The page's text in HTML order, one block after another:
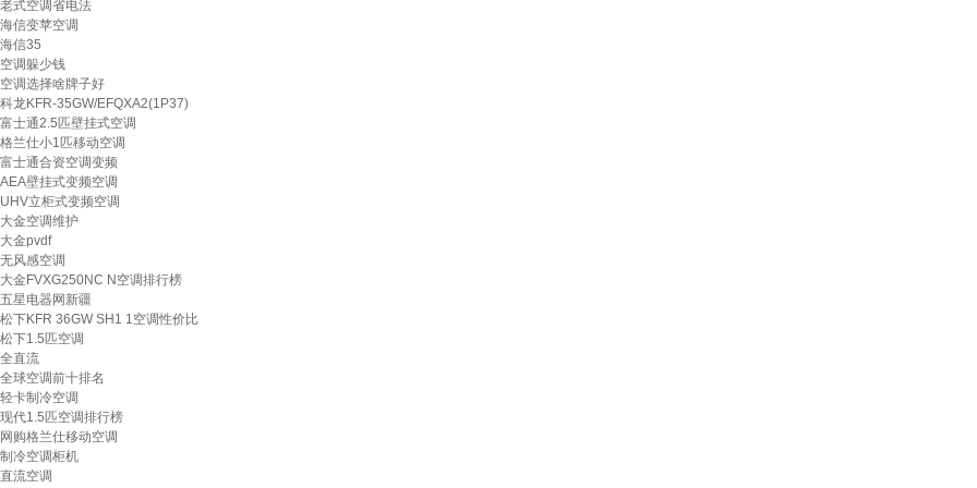
老式空调省电法
海信变苹空调
海信35
空调躲少钱
空调选择啥牌子好
科龙KFR-35GW/EFQXA2(1P37)
富士通2.5匹壁挂式空调
格兰仕小1匹移动空调
富士通合资空调变频
AEA壁挂式变频空调
UHV立柜式变频空调
大金空调维护
大金pvdf
无风感空调
大金FVXG250NC N空调排行榜
五星电器网新疆
松下KFR 36GW SH1 1空调性价比
松下1.5匹空调
全直流
全球空调前十排名
轻卡制冷空调
现代1.5匹空调排行榜
网购格兰仕移动空调
制冷空调柜机
直流空调